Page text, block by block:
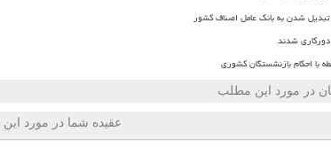
تبدیل شدن به بانک عامل اصناف کشور
با احکام بازنشستگان کشوری
در مورد این مطلب
عقیده شما در مورد